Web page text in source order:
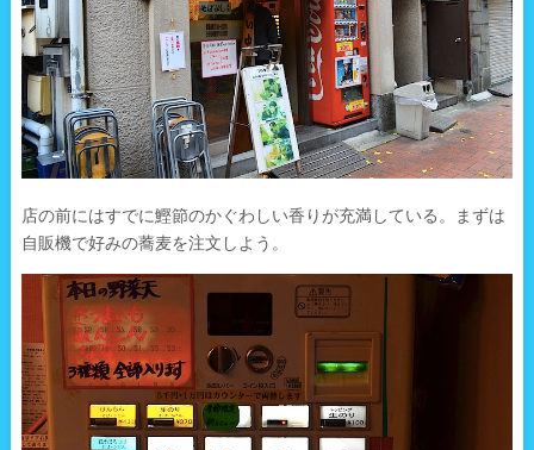
店の前にはすでに鰹節のかぐわしい香りが充満している。まずは
自販機で好みの蕎麦を注文しよう。